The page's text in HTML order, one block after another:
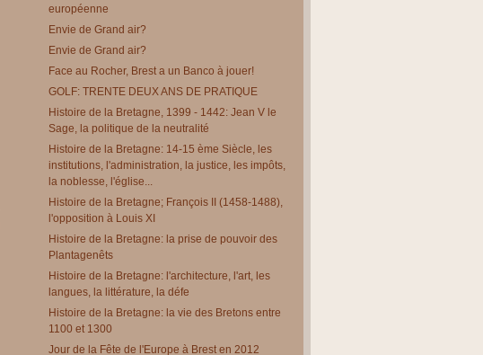
européenne
Envie de Grand air?
Envie de Grand air?
Face au Rocher, Brest a un Banco à jouer!
GOLF: TRENTE DEUX ANS DE PRATIQUE
Histoire de la Bretagne, 1399 - 1442: Jean V le
Sage, la politique de la neutralité
Histoire de la Bretagne: 14-15 ème Siècle, les
institutions, l'administration, la justice, les impôts,
la noblesse, l'église...
Histoire de la Bretagne; François II (1458-1488),
l'opposition à Louis XI
Histoire de la Bretagne: la prise de pouvoir des
Plantagenêts
Histoire de la Bretagne: l'architecture, l'art, les
langues, la littérature, la défe
Histoire de la Bretagne: la vie des Bretons entre
1100 et 1300
Jour de la Fête de l'Europe à Brest en 2012